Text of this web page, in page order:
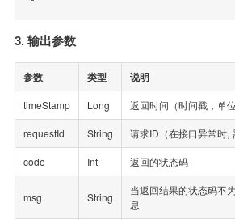
3. 输出参数
参数 类型 说明
timeStamp Long 返回时间（时间戳，单位
requestId String 请求ID（在接口异常时,
code Int 返回的状态码
msg String
当返回结果的状态码不
息